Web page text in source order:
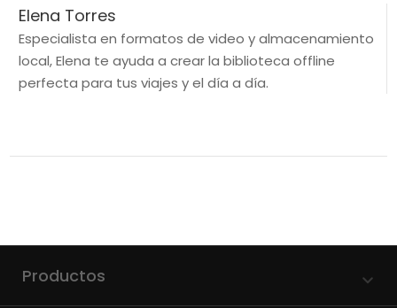
Elena Torres
Especialista en formatos de video y almacenamiento
local, Elena te ayuda a crear la biblioteca offline
perfecta para tus viajes y el día a día.
Productos